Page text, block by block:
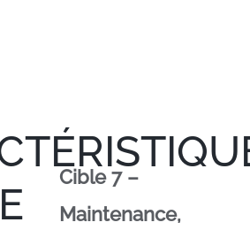
Cible 7 –
Maintenance,